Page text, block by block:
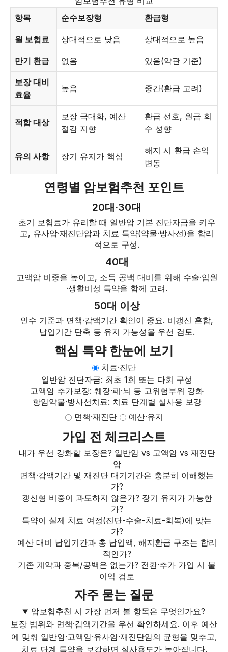
항목
순수보장형 환급형
월 보험료 상대적으로 낮음 상대적으로 높음
만기 환급 없음 있음(약관 기준)
보장 대비
효율
높음 중간(환급 고려)
적합 대상
보장 극대화, 예산
절감 지향
환급 선호, 원금 회
수 성향
유의 사항 장기 유지가 핵심
해지 시 환급 손익
변동
연령별 암보험추천 포인트
20대·30대
초기 보험료가 유리할 때 일반암 기본 진단자금을 키우
고, 유사암·재진단암과 치료 특약(약물·방사선)을 합리
적으로 구성.
40대
고액암 비중을 높이고, 소득 공백 대비를 위해 수술·입원
·생활비성 특약을 함께 고려.
50대 이상
인수 기준과 면책·감액기간 확인이 중요. 비갱신 혼합,
납입기간 단축 등 유지 가능성을 우선 검토.
핵심 특약 한눈에 보기
치료·진단
일반암 진단자금: 최초 1회 또는 다회 구성
고액암 추가보장: 췌장·폐·뇌 등 고위험부위 강화
항암약물·방사선치료: 치료 단계별 실사용 보강
면책·재진단
예산·유지
가입 전 체크리스트
내가 우선 강화할 보장은? 일반암 vs 고액암 vs 재진단
암
면책·감액기간 및 재진단 대기기간은 충분히 이해했는
가?
갱신형 비중이 과도하지 않은가? 장기 유지가 가능한
가?
특약이 실제 치료 여정(진단-수술-치료-회복)에 맞는
가?
예산 대비 납입기간과 총 납입액, 해지환급 구조는 합리
적인가?
기존 계약과 중복/공백은 없는가? 전환·추가 가입 시 불
이익 검토
자주 묻는 질문
암보험추천 시 가장 먼저 볼 항목은 무엇인가요?
보장 범위와 면책·감액기간을 우선 확인하세요. 이후 예산
에 맞춰 일반암·고액암·유사암·재진단암의 균형을 맞추고,
치료 단계 특약을 보강하면 실사용도가 높아집니다.